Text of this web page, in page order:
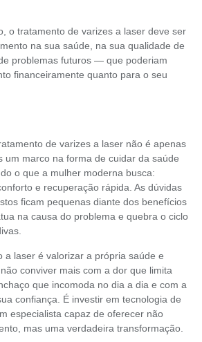
o tratamento de varizes a laser deve ser
na sua saúde, na sua qualidade de
problemas futuros — que poderiam
financeiramente quanto para o seu
de varizes a laser não é apenas
um marco na forma de cuidar da saúde
o que a mulher moderna busca:
e recuperação rápida. As dúvidas
ficam pequenas diante dos benefícios
na causa do problema e quebra o ciclo
a laser é valorizar a própria saúde e
conviver mais com a dor que limita
que incomoda no dia a dia e com a
confiança. É investir em tecnologia de
especialista capaz de oferecer não
mas uma verdadeira transformação.